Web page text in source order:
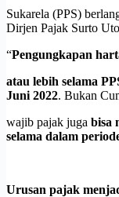
Sukarela (PPS)
Dirjen Pajak Surto
“Pengungkapan
atau lebih selama
Juni 2022. Bukan
wajib pajak juga bisa
selama dalam
Urusan pajak